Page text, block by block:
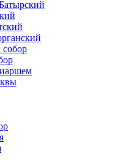
собор